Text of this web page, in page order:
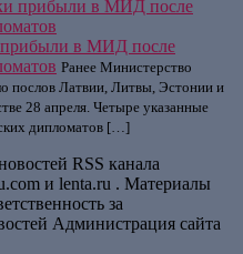
в МИД после
Ранее Министерство
послов Латвии, Литвы, Эстонии и
28 апреля. Четыре указанные
дипломатов […]
RSS канала
и lenta.ru . Материалы
за
Администрация сайта